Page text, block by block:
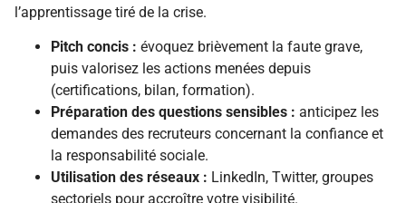
l’apprentissage tiré de la crise.
Pitch concis : évoquez brièvement la faute grave,
puis valorisez les actions menées depuis
(certifications, bilan, formation).
Préparation des questions sensibles : anticipez les
demandes des recruteurs concernant la confiance et
la responsabilité sociale.
Utilisation des réseaux : LinkedIn, Twitter, groupes
sectoriels pour accroître votre visibilité.